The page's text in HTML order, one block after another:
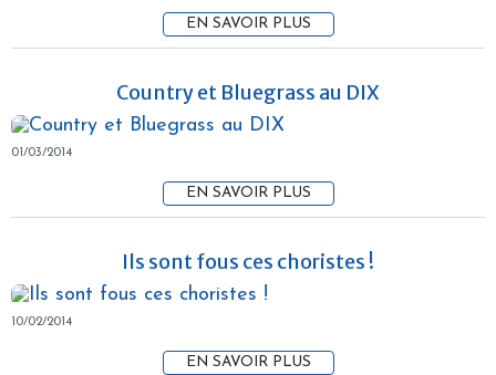
EN SAVOIR PLUS
Country et Bluegrass au DIX
01/03/2014
EN SAVOIR PLUS
Ils sont fous ces choristes !
10/02/2014
EN SAVOIR PLUS